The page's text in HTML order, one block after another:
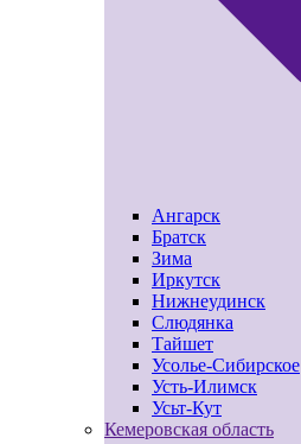
Ангарск
Братск
Зима
Иркутск
Нижнеудинск
Слюдянка
Тайшет
Усолье-Сибирское
Усть-Илимск
Усьт-Кут
Кемеровская область